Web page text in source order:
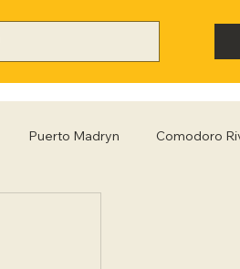
Puerto Madryn Comodoro